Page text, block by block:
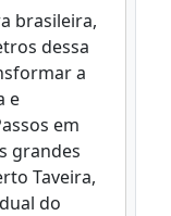
brasileira,
dessa
a
e
em
grandes
Taveira,
do